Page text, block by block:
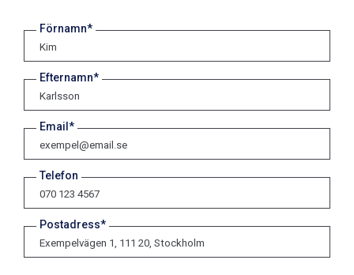
Förnamn*
Efternamn*
Email*
Telefon
Postadress*